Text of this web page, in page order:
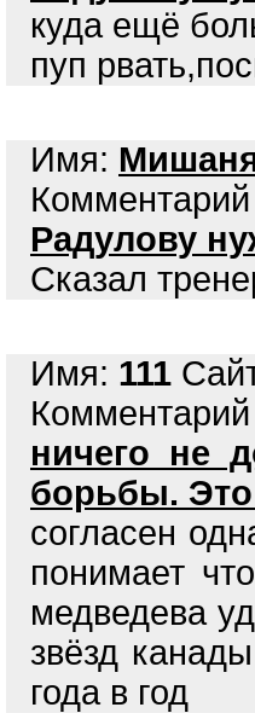
куда ещё
пуп
Имя:
Радулову
Сказал
Имя: 111
ничего не
борьбы.
согласен
понимает
медведева
звёзд
года в год